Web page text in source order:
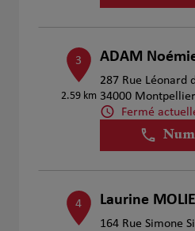
3
2.59 km
ADAM
287 Rue Léonard
34000 Montpellier
Fermé
4 Laurine
164 Rue Simone